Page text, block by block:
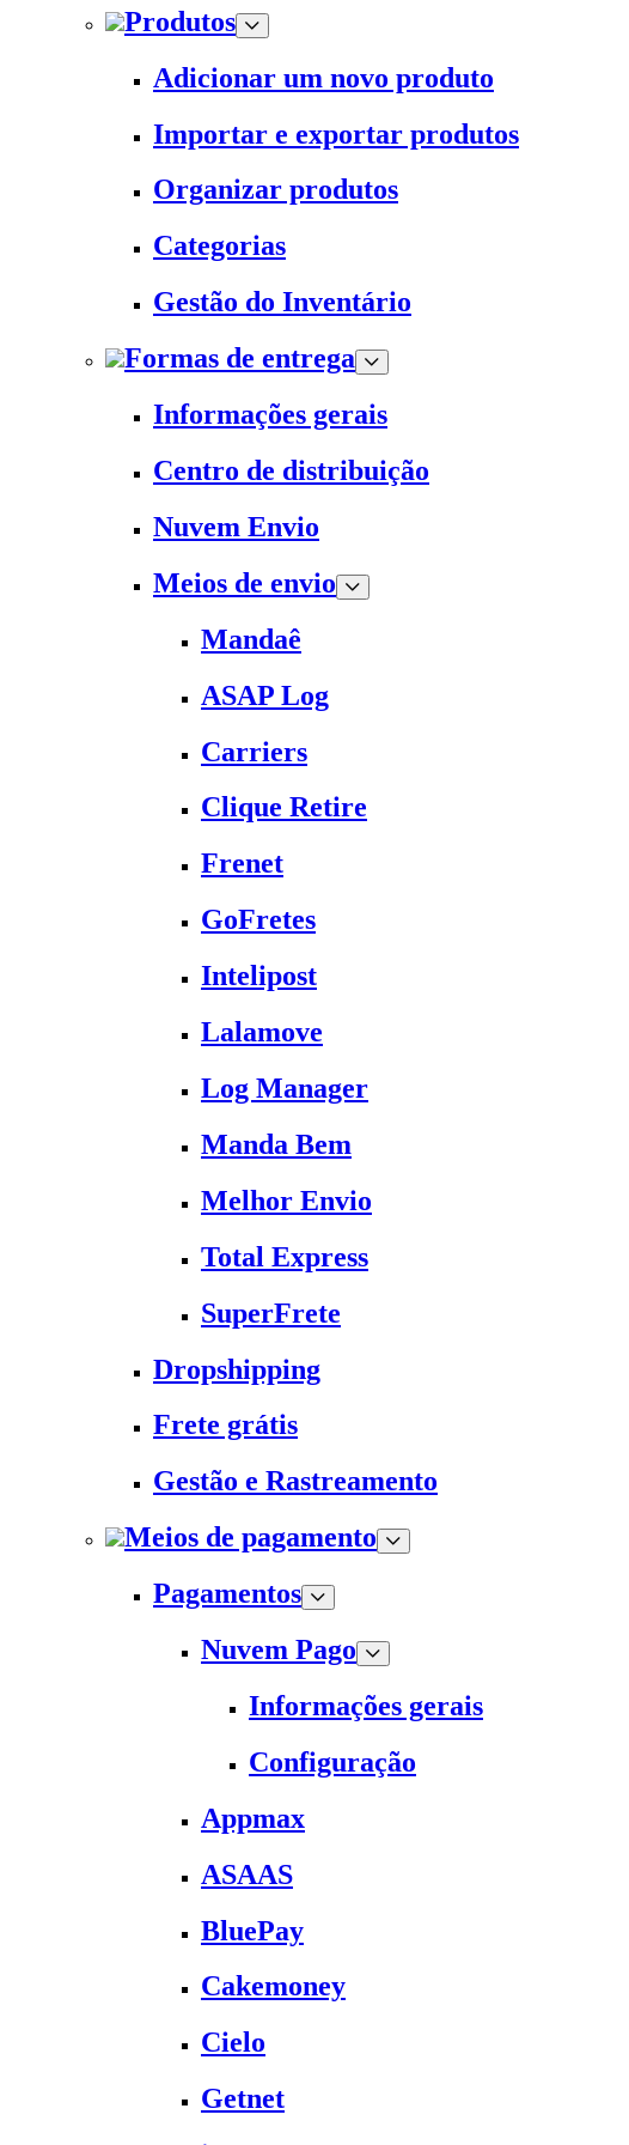
Produtos
Adicionar um novo produto
Importar e exportar produtos
Organizar produtos
Categorias
Gestão do Inventário
Formas de entrega
Informações gerais
Centro de distribuição
Nuvem Envio
Meios de envio
Mandaê
ASAP Log
Carriers
Clique Retire
Frenet
GoFretes
Intelipost
Lalamove
Log Manager
Manda Bem
Melhor Envio
Total Express
SuperFrete
Dropshipping
Frete grátis
Gestão e Rastreamento
Meios de pagamento
Pagamentos
Nuvem Pago
Informações gerais
Configuração
Appmax
ASAAS
BluePay
Cakemoney
Cielo
Getnet